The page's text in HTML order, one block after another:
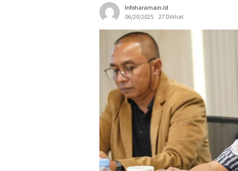
Infoharamain.id
06/20/2025
27 Dilihat